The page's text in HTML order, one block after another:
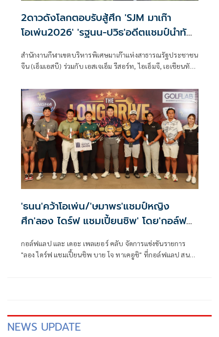
2ดาวดังโลกตอบรับสู้ศึก 'SJM มาเก๊า
โอเพ่น2026' 'รฐนน-ปวิธ'อดีตแชมป์นำทัพ
สำนักงานกีฬาเขตบริหารพิเศษมาเก๊าแห่งสาธารณรัฐประชาชน
จีน (เอ็มเอสบี) ร่วมกับ เอสเจเอ็ม รีสอร์ท, ไอเอ็มจี, เอเชียนทัวร์
“เอสเจเอ็ม มาเก๊า โอเพ่น 2026” ชิงเงินรางวัลรวม 1 ล้านเหรียญ
สหรัฐ หรือประมาณ 33 ล้านบาท ณ สนามมาเก๊า กอล์ฟ แอนด์
คันทรี คลับ ในเขตบริหารพิเศษมาเก๊าแห่งสาธารณรัฐ
ประชาชนจีน ระหว่างวันที่ 15-18 ตุลาคมนี้ โดยมี เฮนริก สเตน
สัน ดีกรีแชมป์เมเจอร์ ดิ โอเพ่น แชมเปี้ยนชิพ 2016 และอิม ซอง
แจ ดาวดังจากเกาหลีใต้ พร้อมด้วยแชมป์จากเวทีเอเชียนทัวร์
รวมถึงนักกอล์ฟดาวรุ่งของเอเชีย ตอบรับร่วมแข่งขัน ขณะที่
รฐนน วรรณศรีจันทร์ และ ปวิธ ตั้งกมลประเสริฐ อดีตแชมป์
รายการนี้ นำทัพโปรไทยลงชิงชัย
'ธนน'คว้าโอเพ่น/'ษมาพร'แชมป์หญิง
ศึก'ลอง ไดร์ฟ แชมเปี้ยนชิพ' โดย'กอล์ฟ
กอล์ฟแลป และ เดอะ เพลเยอร์ คลับ จัดการแข่งขันรายการ
"ลอง ไดร์ฟ แชมเปี้ยนชิพ บาย โจ ทาเคอูชิ" ที่กอล์ฟแลป สนาม
NEWS UPDATE